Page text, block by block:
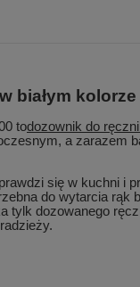
białym kolorze
todozownik do
a zarazem
się w kuchni i
do wytarcia
dozowanego